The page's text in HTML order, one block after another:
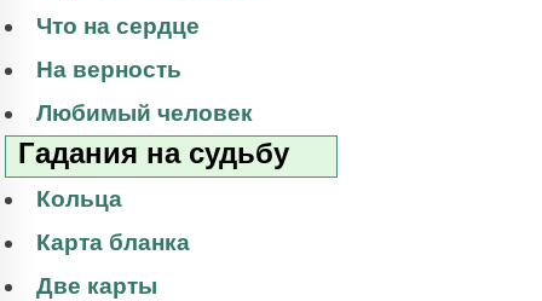
Что на сердце
На верность
Любимый человек
Гадания на судьбу
Кольца
Карта бланка
Две карты